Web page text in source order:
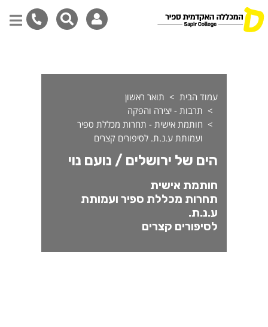
המרכזי
עמוד הבית
תואר ראשון
תרבות - יצירה והפקה
חותמת אישית - תחרות מכללת ספיר
ועמותת ע.נ.ת. לסיפורים קצרים
הים של ירושלים / נועם נוי
חותמת אישית
תחרות מכללת ספיר ועמותת
ע.נ.ת.
לסיפורים קצרים